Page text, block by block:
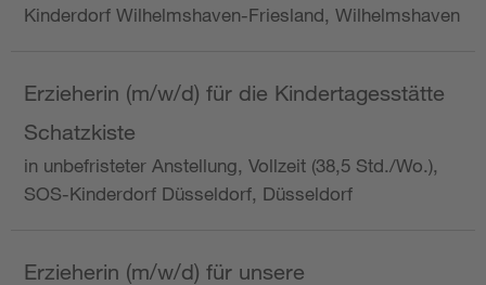
Kinderdorf Wilhelmshaven-Friesland, Wilhelmshaven
Erzieherin (m/w/d) für die Kindertagesstätte
Schatzkiste
in unbefristeter Anstellung, Vollzeit (38,5 Std./Wo.),
SOS-Kinderdorf Düsseldorf, Düsseldorf
Erzieherin (m/w/d) für unsere